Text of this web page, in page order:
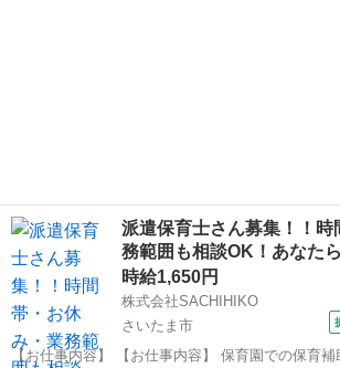
派遣保育士さん募集！！時
務範囲も相談OK！あなた
時給1,650円
株式会社SACHIHIKO
さいたま市
【お仕事内容】 【お仕事内容】 保育園での保育